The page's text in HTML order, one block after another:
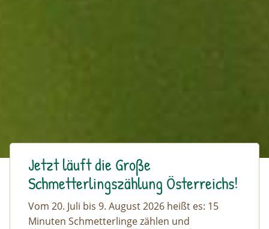
Jetzt läuft die Große
Schmetterlingszählung Österreichs!
Vom 20. Juli bis 9. August 2026 heißt es: 15
Minuten Schmetterlinge zählen und